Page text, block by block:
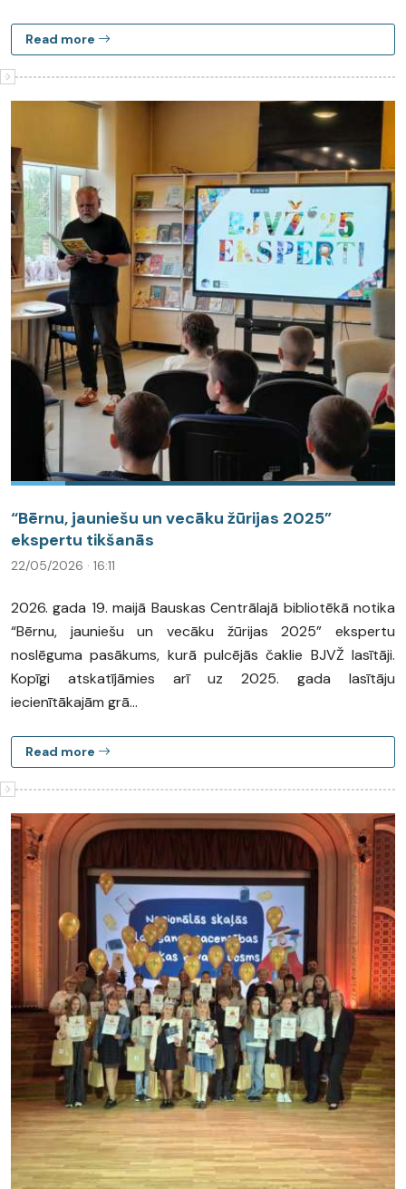
Read more
“Bērnu, jauniešu un vecāku žūrijas 2025”
ekspertu tikšanās
22/05/2026 · 16:11
2026. gada 19. maijā Bauskas Centrālajā bibliotēkā notika
“Bērnu, jauniešu un vecāku žūrijas 2025” ekspertu
noslēguma pasākums, kurā pulcējās čaklie BJVŽ lasītāji.
Kopīgi atskatījāmies arī uz 2025. gada lasītāju
iecienītākajām grā...
Read more